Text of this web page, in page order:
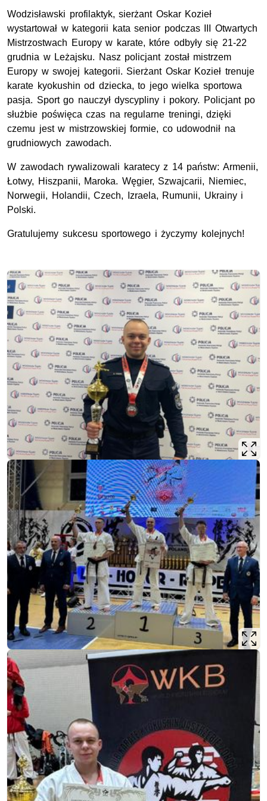
Wodzisławski profilaktyk, sierżant Oskar Kozieł
wystartował w kategorii kata senior podczas III Otwartych
Mistrzostwach Europy w karate, które odbyły się 21-22
grudnia w Leżajsku. Nasz policjant został mistrzem
Europy w swojej kategorii. Sierżant Oskar Kozieł trenuje
karate kyokushin od dziecka, to jego wielka sportowa
pasja. Sport go nauczył dyscypliny i pokory. Policjant po
służbie poświęca czas na regularne treningi, dzięki
czemu jest w mistrzowskiej formie, co udowodnił na
grudniowych zawodach.
W zawodach rywalizowali karatecy z 14 państw: Armenii,
Łotwy, Hiszpanii, Maroka. Węgier, Szwajcarii, Niemiec,
Norwegii, Holandii, Czech, Izraela, Rumunii, Ukrainy i
Polski.
Gratulujemy sukcesu sportowego i życzymy kolejnych!